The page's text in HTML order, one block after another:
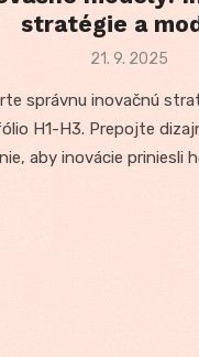
stratégie a
Posted
21. 9. 2025
správnu inovačnú
H1-H3. Prepojte
aby inovácie priniesli